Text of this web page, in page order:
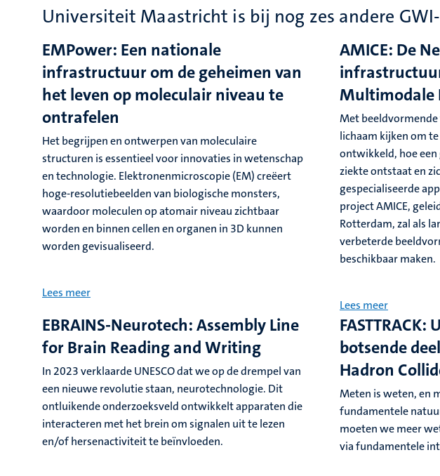
Universiteit Maastricht is bij nog zes andere
EMPower: Een nationale
infrastructuur om de geheimen van
het leven op moleculair niveau te
ontrafelen
Het begrijpen en ontwerpen van moleculaire
structuren is essentieel voor innovaties in wetenschap
en technologie. Elektronenmicroscopie (EM) creëert
hoge-resolutiebeelden van biologische monsters,
waardoor moleculen op atomair niveau zichtbaar
worden en binnen cellen en organen in 3D kunnen
worden gevisualiseerd.
Lees meer
AMICE: De
Multimodale
Met
lichaam kijken om
ontwikkeld, hoe
ziekte ontstaat en
gespecialiseerde
project AMICE,
Rotterdam, zal als
verbeterde
beschikbaar maken.
Lees meer
EBRAINS-Neurotech: Assembly Line
for Brain Reading and Writing
In 2023 verklaarde UNESCO dat we op de drempel van
een nieuwe revolutie staan, neurotechnologie. Dit
ontluikende onderzoeksveld ontwikkelt apparaten die
interacteren met het brein om signalen uit te lezen
en/of hersenactiviteit te beïnvloeden.
botsende
Hadron
Meten is weten, en
fundamentele
moeten we meer
via fundamentele